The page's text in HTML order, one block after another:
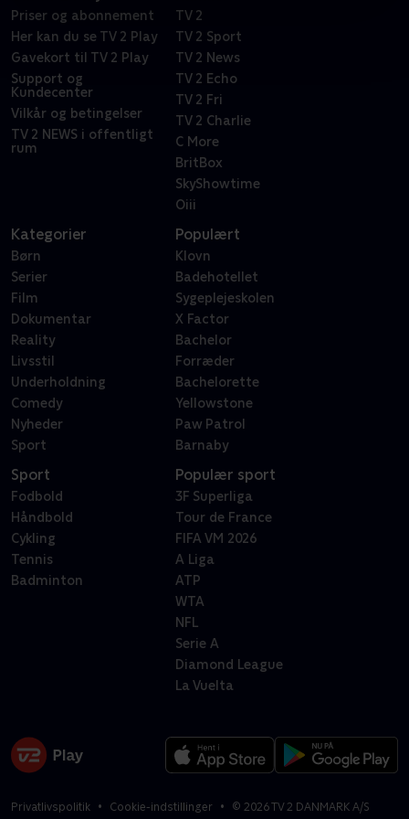
Priser og abonnement
Her kan du se TV 2 Play
Gavekort til TV 2 Play
Support og
Kundecenter
Vilkår og betingelser
TV 2 NEWS i offentligt
rum
TV 2
TV 2 Sport
TV 2 News
TV 2 Echo
TV 2 Fri
TV 2 Charlie
C More
BritBox
SkyShowtime
Oiii
Kategorier
Børn
Serier
Film
Dokumentar
Reality
Livsstil
Underholdning
Comedy
Nyheder
Sport
Populært
Klovn
Badehotellet
Sygeplejeskolen
X Factor
Bachelor
Forræder
Bachelorette
Yellowstone
Paw Patrol
Barnaby
Sport
Fodbold
Håndbold
Cykling
Tennis
Badminton
Populær sport
3F Superliga
Tour de France
FIFA VM 2026
A Liga
ATP
WTA
NFL
Serie A
Diamond League
La Vuelta
Privatlivspolitik Cookie-indstillinger © 2026TV 2 DANMARK A/S